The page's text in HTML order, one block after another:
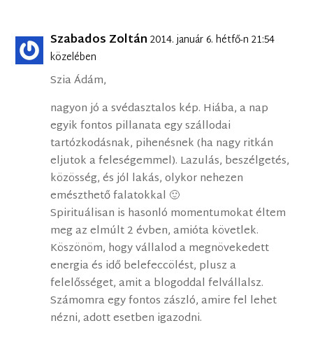
Szabados Zoltán 2014. január 6. hétfő-n 21:54
közelében
Szia Ádám,
nagyon jó a svédasztalos kép. Hiába, a nap
egyik fontos pillanata egy szállodai
tartózkodásnak, pihenésnek (ha nagy ritkán
eljutok a feleségemmel). Lazulás, beszélgetés,
közösség, és jól lakás, olykor nehezen
emészthető falatokkal 🙂
Spirituálisan is hasonló momentumokat éltem
meg az elmúlt 2 évben, amióta követlek.
Köszönöm, hogy vállalod a megnövekedett
energia és idő belefeccölést, plusz a
felelősséget, amit a blogoddal felvállalsz.
Számomra egy fontos zászló, amire fel lehet
nézni, adott esetben igazodni.